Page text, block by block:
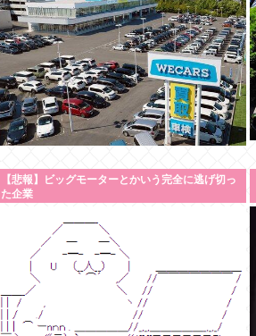
【悲報】ビッグモーターとかいう完全に逃げ切っ
た企業